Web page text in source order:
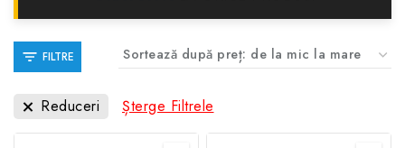
FILTRE
Reduceri Șterge Filtrele